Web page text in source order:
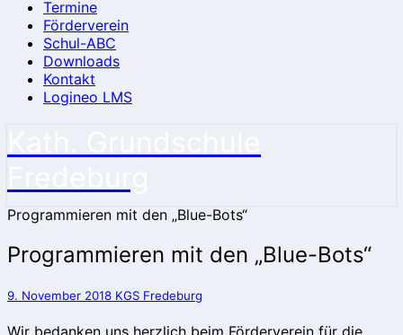
Termine
Förderverein
Schul-ABC
Downloads
Kontakt
Logineo LMS
Programmieren mit den „Blue-Bots“
Programmieren mit den „Blue-Bots“
9. November 2018 KGS Fredeburg
Wir bedanken uns herzlich beim Förderverein für die